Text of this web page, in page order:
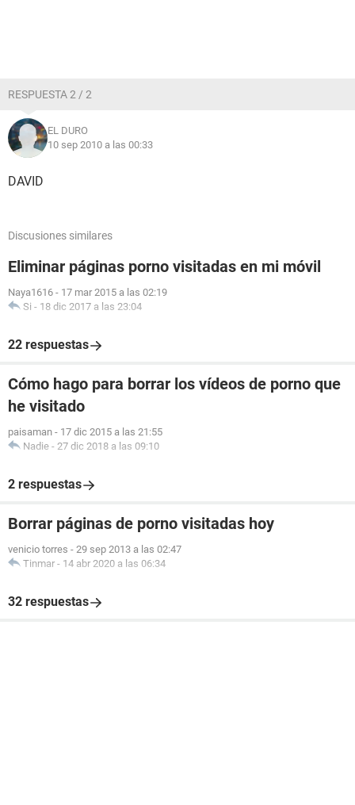
RESPUESTA 2 / 2
EL DURO
10 sep 2010 a las 00:33
DAVID
Discusiones similares
Eliminar páginas porno visitadas en mi móvil
Naya1616 - 17 mar 2015 a las 02:19
Si - 18 dic 2017 a las 23:04
22 respuestas
Cómo hago para borrar los vídeos de porno que
he visitado
paisaman - 17 dic 2015 a las 21:55
Nadie - 27 dic 2018 a las 09:10
2 respuestas
Borrar páginas de porno visitadas hoy
venicio torres - 29 sep 2013 a las 02:47
Tinmar - 14 abr 2020 a las 06:34
32 respuestas